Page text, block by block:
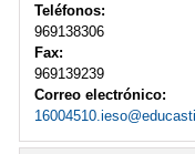
Teléfonos:
969138306
Fax:
969139239
Correo electrónico: